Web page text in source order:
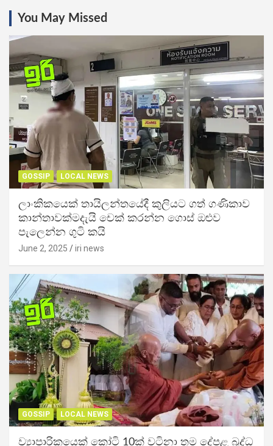
You May Missed
GOSSIP LOCAL NEWS
ලාංකිකයෙක් තායිලන්තයේදී කුලියට ගත් ගණිකාව
කාන්තාවක්මදැයි චෙක් කරන්න ගොස් ඔළුව
පැලෙන්න ගුටි කයි
June 2, 2025 iri news
GOSSIP LOCAL NEWS
ව්‍යාපාරිකයෙක් කෝටි 10ක් වටිනා තම දේපළ බුද්ධ